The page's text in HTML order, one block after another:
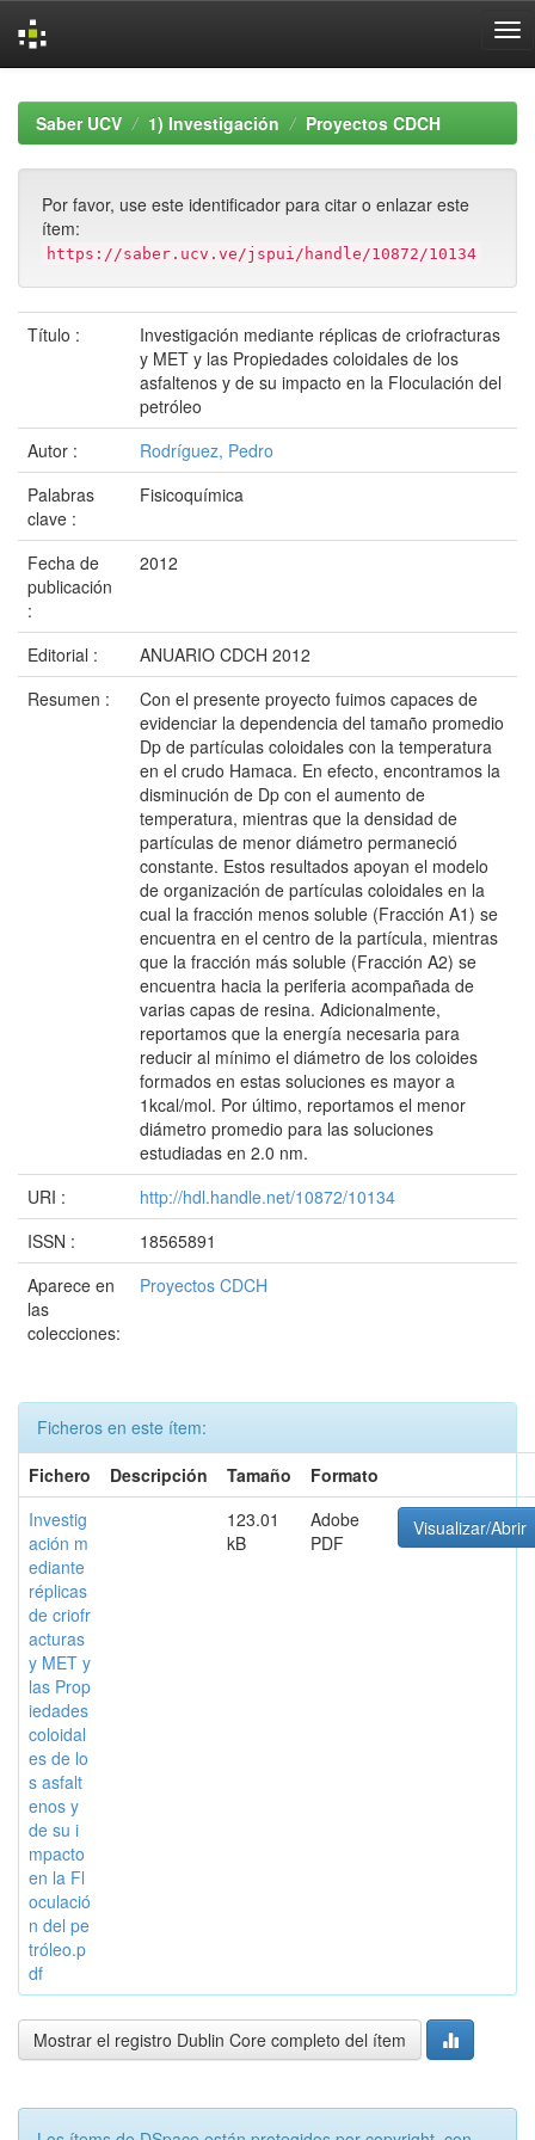
navigationSaber UCV 1) Investigación Proyectos CDCH
Por favor, use este identificador para citar o enlazar este
ítem:
https://saber.ucv.ve/jspui/handle/10872/10134
Título :
Investigación mediante réplicas de criofracturas
y MET y las Propiedades coloidales de los
asfaltenos y de su impacto en la Floculación del
petróleo
Autor :
Rodríguez, Pedro
Palabras
clave :
Fisicoquímica
Fecha de
publicación
:
2012
Editorial :
ANUARIO CDCH 2012
Resumen :
Con el presente proyecto fuimos capaces de
evidenciar la dependencia del tamaño promedio
Dp de partículas coloidales con la temperatura
en el crudo Hamaca. En efecto, encontramos la
disminución de Dp con el aumento de
temperatura, mientras que la densidad de
partículas de menor diámetro permaneció
constante. Estos resultados apoyan el modelo
de organización de partículas coloidales en la
cual la fracción menos soluble (Fracción A1) se
encuentra en el centro de la partícula, mientras
que la fracción más soluble (Fracción A2) se
encuentra hacia la periferia acompañada de
varias capas de resina. Adicionalmente,
reportamos que la energía necesaria para
reducir al mínimo el diámetro de los coloides
formados en estas soluciones es mayor a
1kcal/mol. Por último, reportamos el menor
diámetro promedio para las soluciones
estudiadas en 2.0 nm.
URI :
http://hdl.handle.net/10872/10134
ISSN :
18565891
Aparece en
las
colecciones:
Proyectos CDCH
Ficheros en este ítem:
Fichero
Descripción Tamaño
Formato
Investig
ación m
ediante
réplicas
de criofr
acturas
y MET y
las Prop
iedades
coloidal
es de lo
s asfalt
enos y
de su i
mpacto
en la Fl
oculació
n del pe
tróleo.p
df
123.01
kB
Adobe
PDF
Visualizar/Abrir
Mostrar el registro Dublin Core completo del ítem